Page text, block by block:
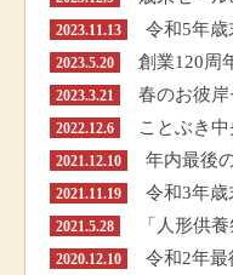
2023.11.13 令和5年
2023.5.20 創業120周
2023.3.21 春のお彼
2022.12.6 ことぶき
2021.12.10 年内最後
2021.11.19 令和3年歳
2021.5.28 「人形供
2020.12.10 令和2年